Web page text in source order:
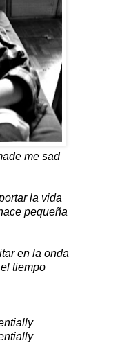
me sad
la vida
pequeña
en la onda
tiempo